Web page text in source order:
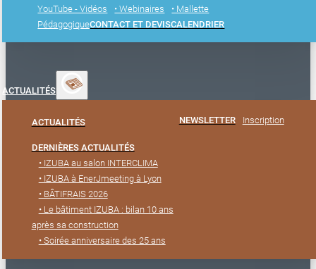
YouTube - Vidéos
• Webinaires
• Mallette
PédagogiqueCONTACT ET DEVISCALENDRIER
ACTUALITÉS
ACTUALITÉS
DERNIÈRES ACTUALITÉS
• IZUBA au salon INTERCLIMA
• IZUBA à EnerJmeeting à Lyon
• BÂTIFRAIS 2026
• Le bâtiment IZUBA : bilan 10 ans
après sa construction
• Soirée anniversaire des 25 ans
NEWSLETTER Inscription